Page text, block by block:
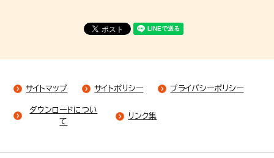
サイトマップ サイトポリシー プライバシーポリシー
ダウンロードについ
て
リンク集